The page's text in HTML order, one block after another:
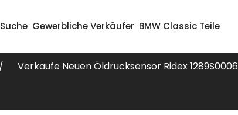
| Suche Gewerbliche Verkäufer BMW Classic Teile
Verkaufe Neuen Öldrucksensor Ridex 1289S0006